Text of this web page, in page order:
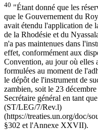
40 "Étant donné que les
que le Gouvernement du
avait étendu l'application de
de la Rhodésie et du
n'a pas maintenues dans
effet, conformément aux
Convention, au jour où elles
formulées au moment de
le dépôt de l'instrument de
zambien, soit le 23
Secrétaire général en tant
(ST/LEG/7/Rev.l)
(https://treaties.un.org/doc/
§302 et l'Annexe XXVII).